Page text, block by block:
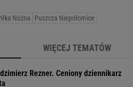
Nożna Puszcza Niepołomice
WIĘCEJ TEMATÓW
Rezner. Ceniony dziennikarz